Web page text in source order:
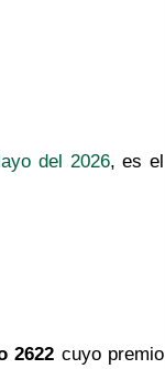
del 2026, es el
2622 cuyo premio